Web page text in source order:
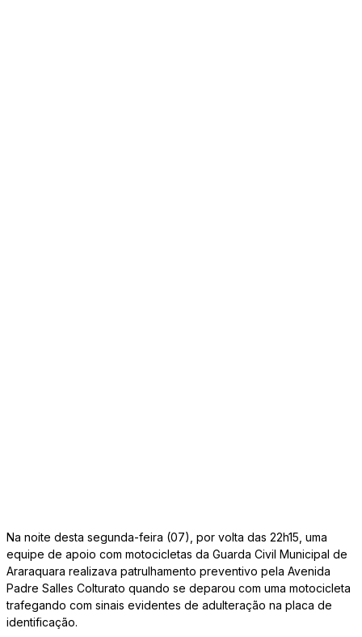
Na noite desta segunda-feira (07), por volta das 22h15, uma
equipe de apoio com motocicletas da Guarda Civil Municipal de
Araraquara realizava patrulhamento preventivo pela Avenida
Padre Salles Colturato quando se deparou com uma motocicleta
trafegando com sinais evidentes de adulteração na placa de
identificação.